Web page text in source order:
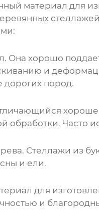
материал для
Она хорошо
и
дорогих пород.
обработки. Часто
Стеллажи из
и ели.
для
и